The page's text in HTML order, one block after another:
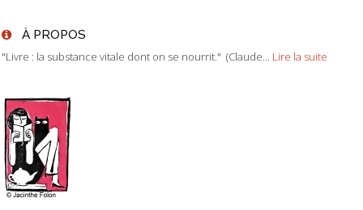
À PROPOS
"Livre : la substance vitale dont on se nourrit." (Claude... Lire la suite